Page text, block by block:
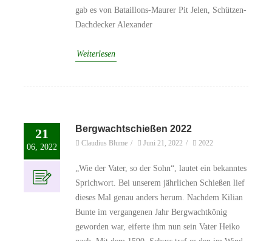
gab es von Bataillons-Maurer Pit Jelen, Schützen-
Dachdecker Alexander
Weiterlesen
21
06, 2022
Bergwachtschießen 2022
Claudius Blume / Juni 21, 2022 / 2022
„Wie der Vater, so der Sohn“, lautet ein bekanntes
Sprichwort. Bei unserem jährlichen Schießen lief
dieses Mal genau anders herum. Nachdem Kilian
Bunte im vergangenen Jahr Bergwachtkönig
geworden war, eiferte ihm nun sein Vater Heiko